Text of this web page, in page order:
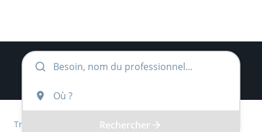
Rechercher
Trouver Région inconnue
Département inconnu